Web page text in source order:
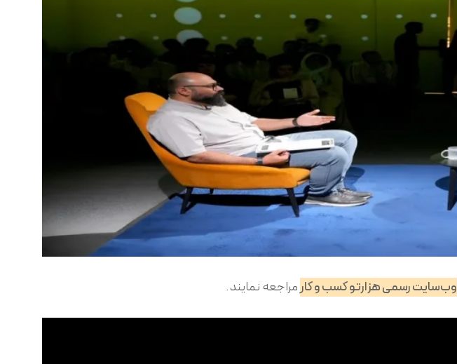
وب‌سایت رسمی هزارتو کسب و کارمراجعه نمایند.